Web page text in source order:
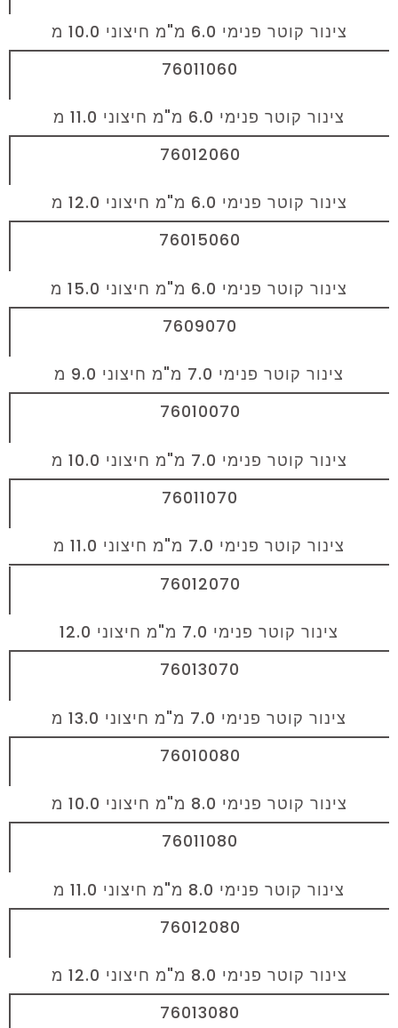
צינור קוטר פנימי 6.0 מ"מ חיצוני 10.0 מ
76011060
צינור קוטר פנימי 6.0 מ"מ חיצוני 11.0 מ
76012060
צינור קוטר פנימי 6.0 מ"מ חיצוני 12.0 מ
76015060
צינור קוטר פנימי 6.0 מ"מ חיצוני 15.0 מ
7609070
צינור קוטר פנימי 7.0 מ"מ חיצוני 9.0 מ
76010070
צינור קוטר פנימי 7.0 מ"מ חיצוני 10.0 מ
76011070
צינור קוטר פנימי 7.0 מ"מ חיצוני 11.0 מ
76012070
צינור קוטר פנימי 7.0 מ"מ חיצוני 12.0
76013070
צינור קוטר פנימי 7.0 מ"מ חיצוני 13.0 מ
76010080
צינור קוטר פנימי 8.0 מ"מ חיצוני 10.0 מ
76011080
צינור קוטר פנימי 8.0 מ"מ חיצוני 11.0 מ
76012080
צינור קוטר פנימי 8.0 מ"מ חיצוני 12.0 מ
76013080